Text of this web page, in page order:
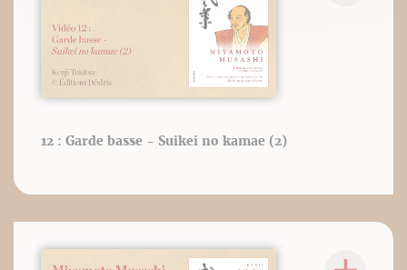
12 : Garde basse - Suikei no kamae (2)